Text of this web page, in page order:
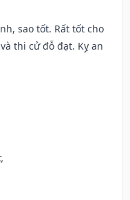
sao tốt. Rất tốt cho
thi cử đỗ đạt. Kỵ an